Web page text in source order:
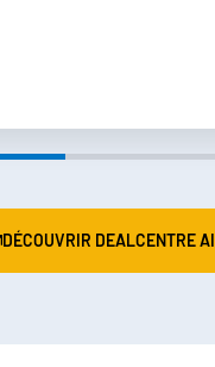
DÉCOUVRIR DEALCENTRE AI